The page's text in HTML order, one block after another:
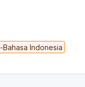
Indonesia